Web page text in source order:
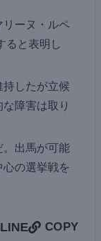
リーヌ・ルペ
ると表明し
したが立候
障害は取り
。出馬が可能
の選挙戦を
LINE COPY